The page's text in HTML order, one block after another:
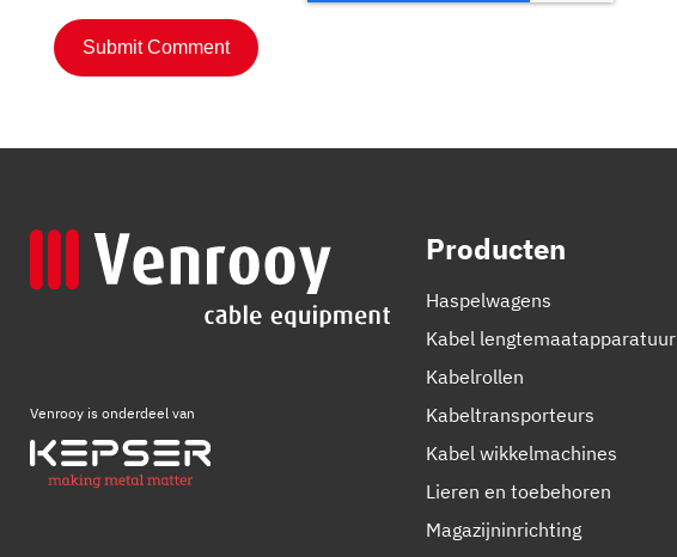
Venrooy is onderdeel van
Producten
Haspelwagens
Kabel lengtemaatapparatuur
Kabelrollen
Kabeltransporteurs
Kabel wikkelmachines
Lieren en toebehoren
Magazijninrichting